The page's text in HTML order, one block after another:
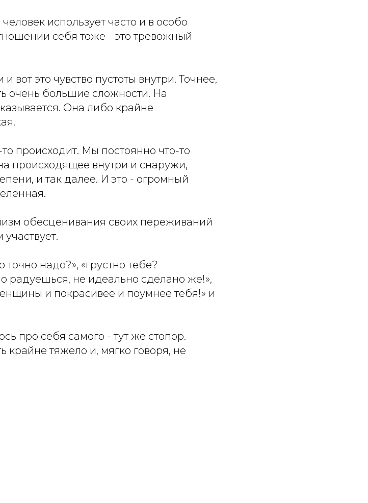
использует часто и в особо
себя тоже - это тревожный
вот это чувство пустоты внутри. Точнее,
очень большие сложности. На
Она либо крайне
происходит. Мы постоянно что-то
происходящее внутри и снаружи,
и так далее. И это - огромный
обесценивания своих переживаний
надо?», «грустно тебе?
радуешься, не идеально сделано же!»,
и покрасивее и поумнее тебя!» и
про себя самого - тут же стопор.
крайне тяжело и, мягко говоря, не